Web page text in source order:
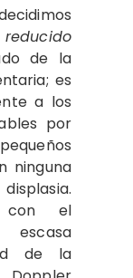
de la
es
a los
por
ninguna
con el
de la